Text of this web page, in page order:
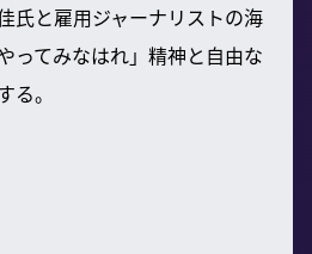
氏と雇用ジャーナリストの海
ってみなはれ」精神と自由な
る。